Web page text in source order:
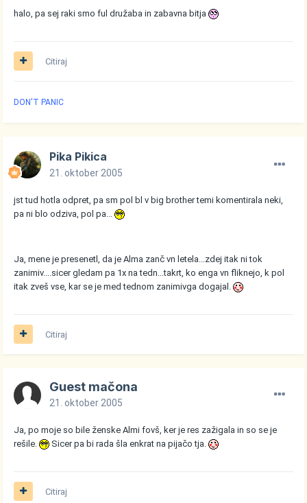
halo, pa sej raki smo ful družaba in zabavna bitja
Citiraj
DON'T PANIC
Pika Pikica
21. oktober 2005
jst tud hotla odpret, pa sm pol bl v big brother temi komentirala neki,
pa ni blo odziva, pol pa...
Ja, mene je presenetl, da je Alma zanč vn letela...zdej itak ni tok
zanimiv....sicer gledam pa 1x na tedn...takrt, ko enga vn fliknejo, k pol
itak zveš vse, kar se je med tednom zanimivga dogajal.
Citiraj
Guest mačona
21. oktober 2005
Ja, po moje so bile ženske Almi fovš, ker je res zažigala in so se je
rešile.
Sicer pa bi rada šla enkrat na pijačo tja.
Citiraj